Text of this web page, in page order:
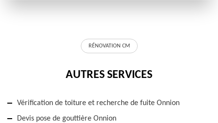
RÉNOVATION CM
AUTRES SERVICES
Vérification de toiture et recherche de fuite Onnion
Devis pose de gouttière Onnion